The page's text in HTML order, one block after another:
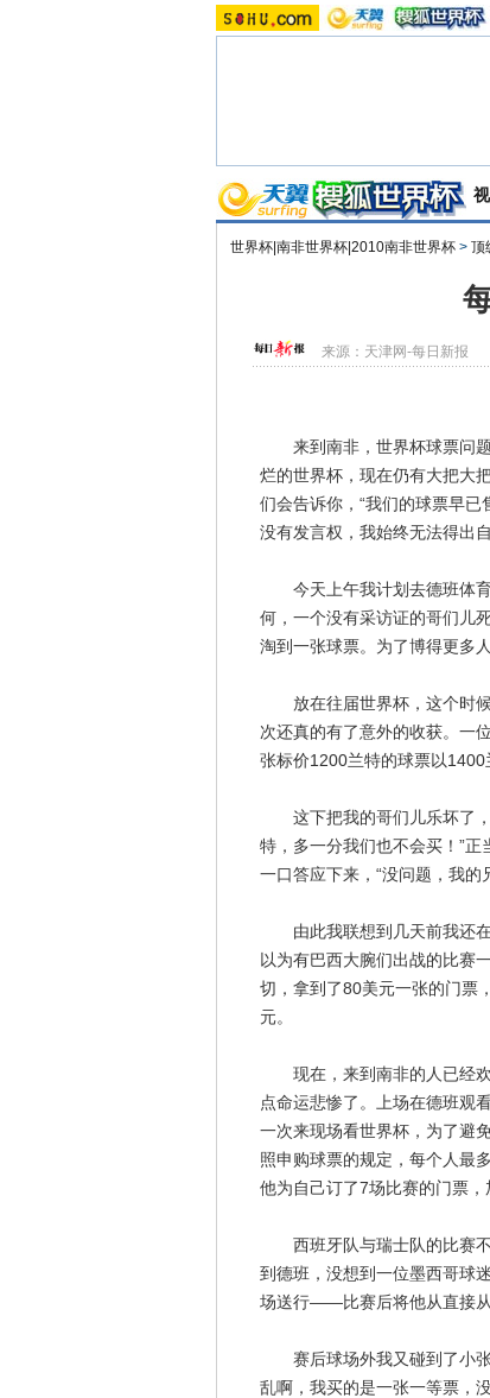
世界杯|南非世界杯|2010南非世界杯 > 顶
来源： 天津网-每日新报
来到南非，世界杯球票问题
烂的世界杯，现在仍有大把大
们会告诉你，“我们的球票早
没有发言权，我始终无法得出自
今天上午我计划去德班体育
何，一个没有采访证的哥们儿
淘到一张球票。为了博得更多
放在往届世界杯，这个时候
次还真的有了意外的收获。一
张标价1200兰特的球票以1400
这下把我的哥们儿乐坏了，
特，多一分我们也不会买！”
一口答应下来，“没问题，我的
由此我联想到几天前我还在
以为有巴西大腕们出战的比赛
切，拿到了80美元一张的门票
元。
现在，来到南非的人已经欢
点命运悲惨了。上场在德班观
一次来现场看世界杯，为了避
照申购球票的规定，每个人最
他为自己订了7场比赛的门票，
西班牙队与瑞士队的比赛不
到德班，没想到一位墨西哥球
场送行——比赛后将他从直接从
赛后球场外我又碰到了小张
乱啊，我买的是一张一等票，